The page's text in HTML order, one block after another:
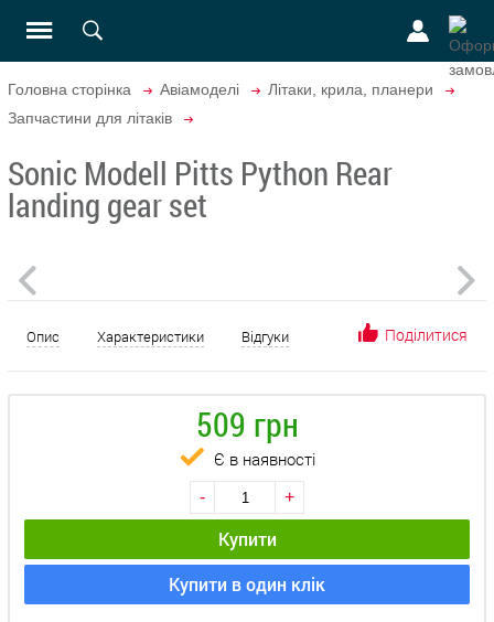
Головна сторінка Авіамоделі
Літаки, крила, планери
Запчастини для літаків
Sonic Modell Pitts Python Rear
landing gear set
Опис Характеристики Відгуки Поділитися
509 грн
Є в наявності
- +
Купити
Купити в один клік